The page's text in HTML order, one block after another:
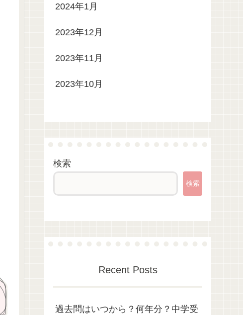
2024年1月
2023年12月
2023年11月
2023年10月
検索
検索
Recent Posts
過去問はいつから？何年分？中学受